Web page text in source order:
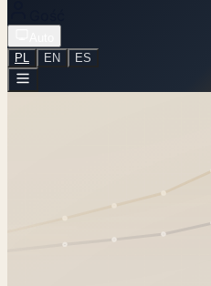
PL
EN ES